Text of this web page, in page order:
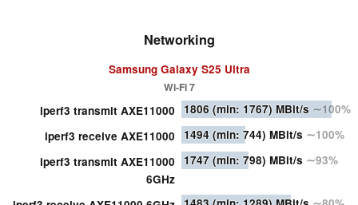
Networking
Samsung Galaxy S25 Ultra
Wi-Fi 7
iperf3 transmit AXE11000 1806 (min: 1767) MBit/s ∼100%
iperf3 receive AXE11000
1494 (min: 744) MBit/s ∼100%
iperf3 transmit AXE11000
6GHz
1747 (min: 798) MBit/s ∼93%